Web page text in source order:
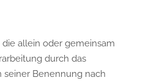
allein oder gemeinsam
durch das
Benennung nach